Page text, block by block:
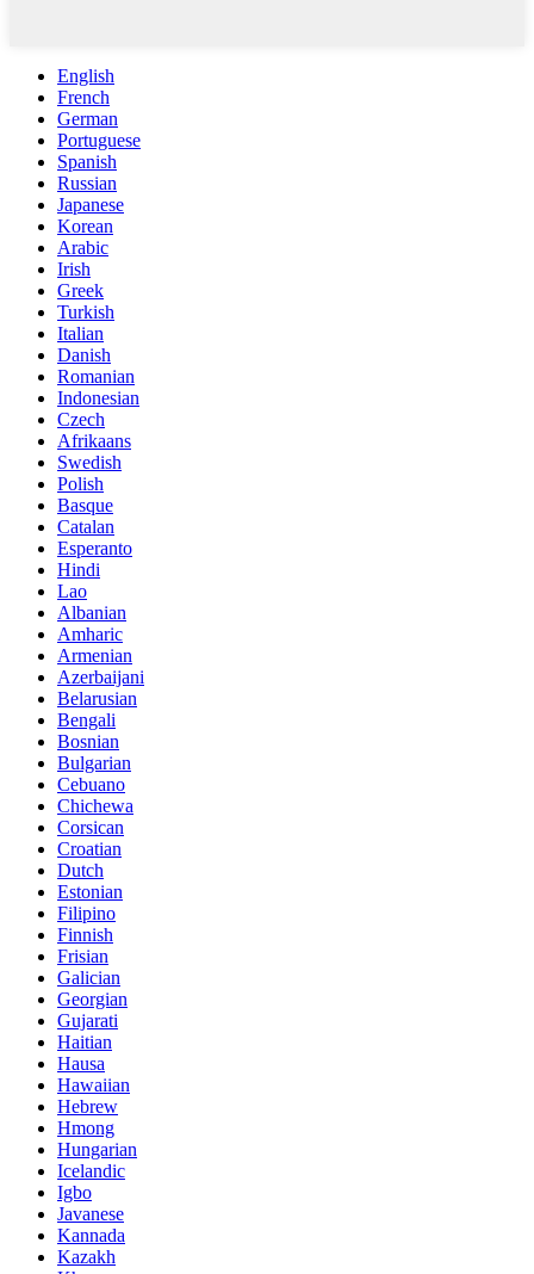
English
French
German
Portuguese
Spanish
Russian
Japanese
Korean
Arabic
Irish
Greek
Turkish
Italian
Danish
Romanian
Indonesian
Czech
Afrikaans
Swedish
Polish
Basque
Catalan
Esperanto
Hindi
Lao
Albanian
Amharic
Armenian
Azerbaijani
Belarusian
Bengali
Bosnian
Bulgarian
Cebuano
Chichewa
Corsican
Croatian
Dutch
Estonian
Filipino
Finnish
Frisian
Galician
Georgian
Gujarati
Haitian
Hausa
Hawaiian
Hebrew
Hmong
Hungarian
Icelandic
Igbo
Javanese
Kannada
Kazakh